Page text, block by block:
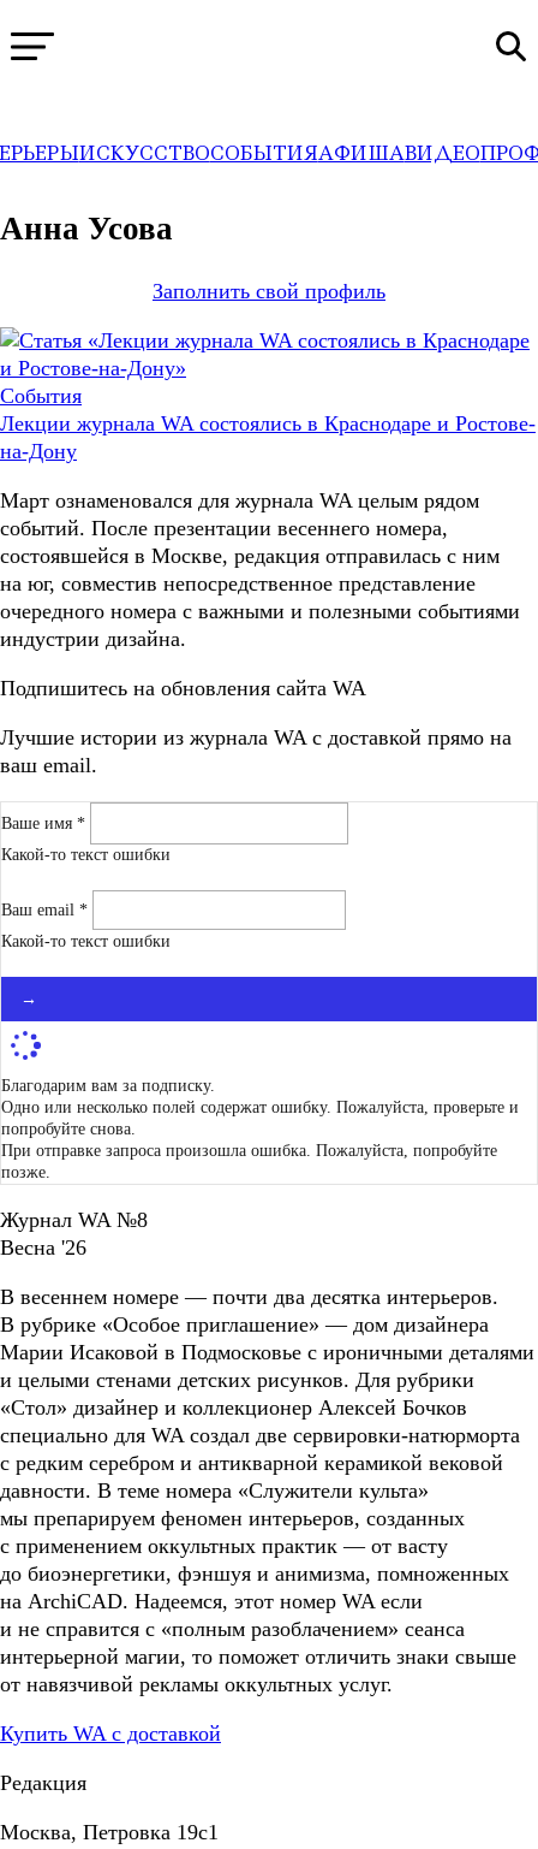
ИСКУССТВОСОБЫТИЯАФИШАВИДЕО
WA→Профили
Анна Усова
Заполнить свой профиль
События
Лекции журнала WA состоялись в Краснодаре и Ростове-
на-Дону
Март ознаменовался для журнала WA целым рядом
событий. После презентации весеннего номера,
состоявшейся в Москве, редакция отправилась с ним
на юг, совместив непосредственное представление
очередного номера с важными и полезными событиями
индустрии дизайна.
Подпишитесь на обновления сайта WA
Лучшие истории из журнала WA c доставкой прямо на
ваш email.
Ваше имя *
Какой-то текст ошибки
Ваш email *
Какой-то текст ошибки
→
Благодарим вам за подписку.
Одно или несколько полей содержат ошибку. Пожалуйста, проверьте и
попробуйте снова.
При отправке запроса произошла ошибка. Пожалуйста, попробуйте
позже.
Журнал WA №8
Весна '26
В весеннем номере — почти два десятка интерьеров.
В рубрике «Особое приглашение» — дом дизайнера
Марии Исаковой в Подмосковье с ироничными деталями
и целыми стенами детских рисунков. Для рубрики
«Стол» дизайнер и коллекционер Алексей Бочков
специально для WA создал две сервировки-натюрморта
с редким серебром и антикварной керамикой вековой
давности. В теме номера «Служители культа»
мы препарируем феномен интерьеров, созданных
с применением оккультных практик — от васту
до биоэнергетики, фэншуя и анимизма, помноженных
на ArchiCAD. Надеемся, этот номер WA если
и не справится с «полным разоблачением» сеанса
интерьерной магии, то поможет отличить знаки свыше
от навязчивой рекламы оккультных услуг.
Купить WA с доставкой
Редакция
Москва, Петровка 19с1